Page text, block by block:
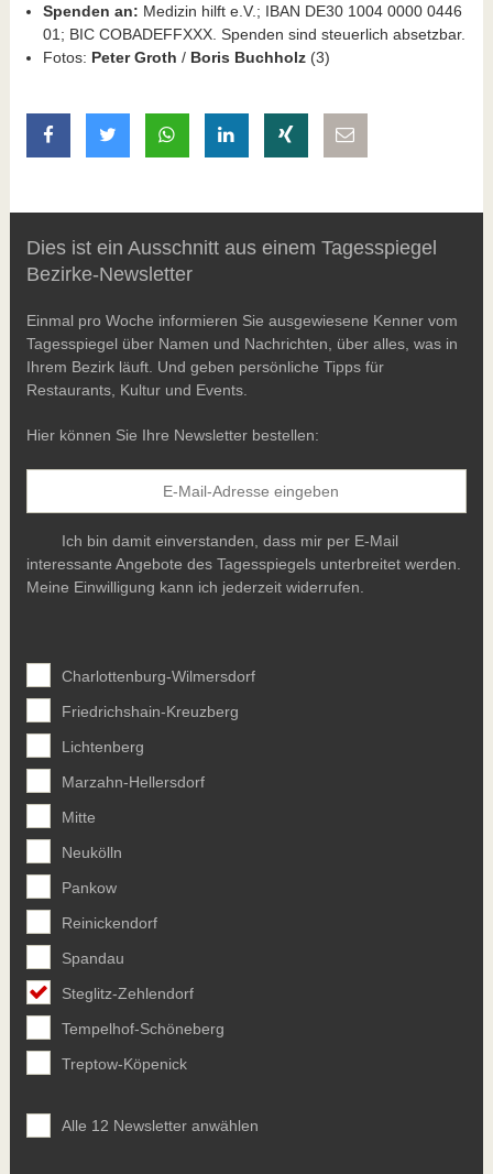
Spenden an: Medizin hilft e.V.; IBAN DE30 1004 0000 0446
01; BIC COBADEFFXXX. Spenden sind steuerlich absetzbar.
Fotos: Peter Groth / Boris Buchholz(3)
auf Facebook teilen
auf Twitter teilenmit Whatsapp teilen
auf LinkedIn teilen
auf Xing teilen
Dies ist ein Ausschnitt aus einem Tagesspiegel
Bezirke-Newsletter
Einmal pro Woche informieren Sie ausgewiesene Kenner vom
Tagesspiegel über Namen und Nachrichten, über alles, was in
Ihrem Bezirk läuft. Und geben persönliche Tipps für
Restaurants, Kultur und Events.
Hier können Sie Ihre Newsletter bestellen:
Ich bin damit einverstanden, dass mir per E-Mail
interessante Angebote des Tagesspiegels unterbreitet werden.
Meine Einwilligung kann ich jederzeit widerrufen.
Charlottenburg-Wilmersdorf
Friedrichshain-Kreuzberg
Lichtenberg
Marzahn-Hellersdorf
Mitte
Neukölln
Pankow
Reinickendorf
Spandau
Steglitz-Zehlendorf
Tempelhof-Schöneberg
Treptow-Köpenick
Alle 12 Newsletter anwählen